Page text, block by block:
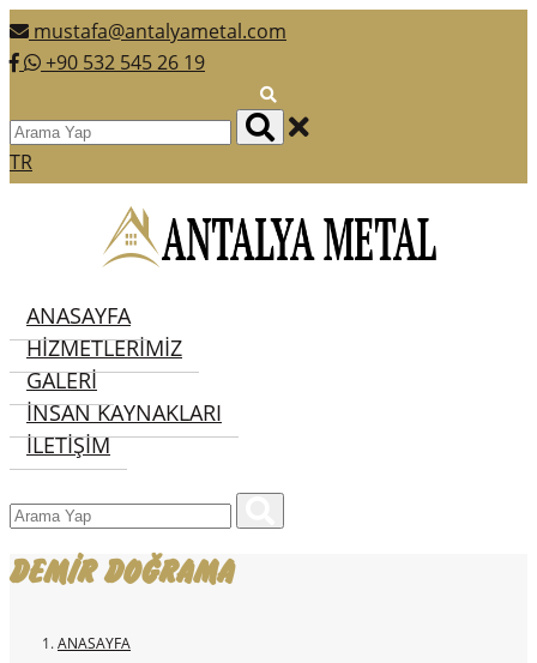
mustafa@antalyametal.com
+90 532 545 26 19
TR
ANASAYFA
HIZMETLERIMIZ
GALERI
İNSAN KAYNAKLARI
İLETIŞIM
DEMIR DOĞRAMA
ANASAYFA